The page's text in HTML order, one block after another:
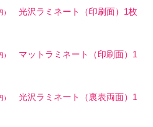
）
光沢ラミネート（印刷面）1枚
）
マットラミネート（印刷面）1
）
光沢ラミネート（裏表両面）1